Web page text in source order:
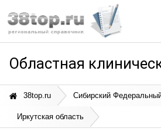
Областная
38top.ru Сибирский
Иркутская область